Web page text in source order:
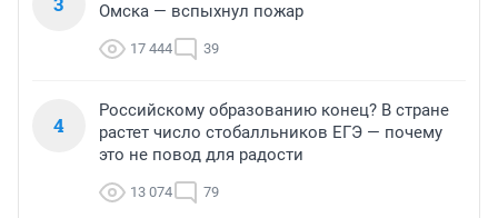
Омска — вспыхнул пожар
17 444 39
4
Российскому образованию конец? В стране
растет число стобалльников ЕГЭ — почему
это не повод для радости
13 074 79